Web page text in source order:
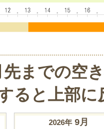
までの空
ると上部に
2026年 9月